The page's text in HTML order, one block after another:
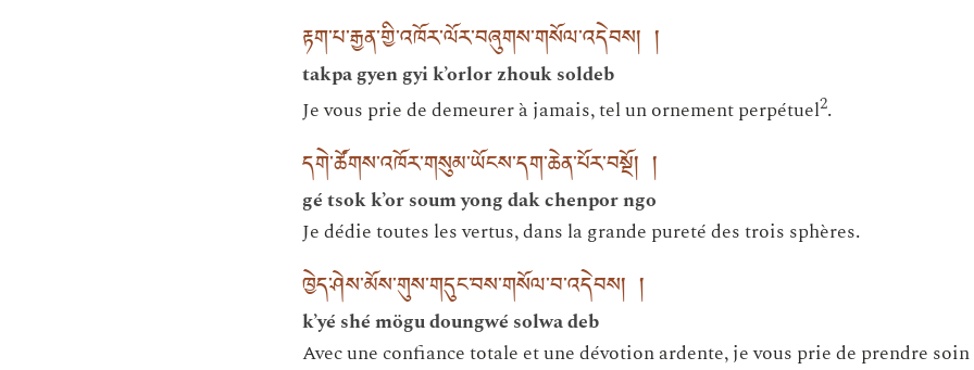
རྟག་པ་རྒྱན་གྱི་འཁོར་ལོར་བཞུགས་གསོལ་འདེབས། །
takpa gyen gyi k’orlor zhouk soldeb
Je vous prie de demeurer à jamais, tel un ornement perpétuel2.
དགེ་ཚོགས་འཁོར་གསུམ་ཡོངས་དག་ཆེན་པོར་བསྔོ། །
gé tsok k’or soum yong dak chenpor ngo
Je dédie toutes les vertus, dans la grande pureté des trois sphères.
ཁྱེད་ཤེས་མོས་གུས་གདུང་བས་གསོལ་བ་འདེབས། །
k’yé shé mögu doungwé solwa deb
Avec une confiance totale et une dévotion ardente, je vous prie de prendre